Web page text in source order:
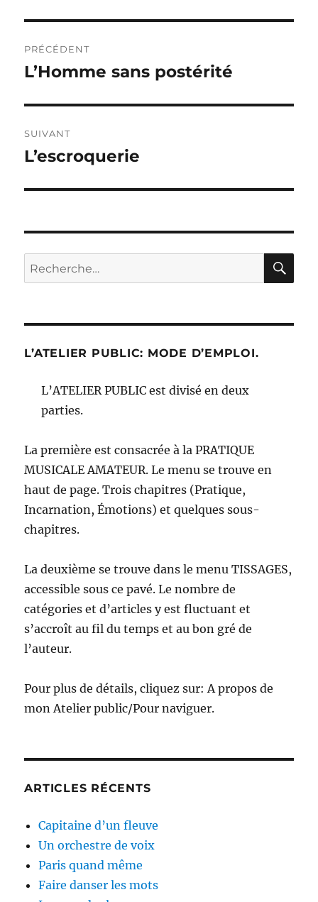
de
PRÉCÉDENT
Publication
L’Homme sans postérité
SUIVANT
Publication
L’escroquerie
Recherche
pour :
L’ATELIER PUBLIC: MODE D’EMPLOI.
L’ATELIER PUBLIC est divisé en deux
parties.
La première est consacrée à la PRATIQUE
MUSICALE AMATEUR. Le menu se trouve en
haut de page. Trois chapitres (Pratique,
Incarnation, Émotions) et quelques sous-
chapitres.
La deuxième se trouve dans le menu TISSAGES,
accessible sous ce pavé. Le nombre de
catégories et d’articles y est fluctuant et
s’accroît au fil du temps et au bon gré de
l’auteur.
Pour plus de détails, cliquez sur: A propos de
mon Atelier public/Pour naviguer.
ARTICLES RÉCENTS
Capitaine d’un fleuve
Un orchestre de voix
Paris quand même
Faire danser les mots